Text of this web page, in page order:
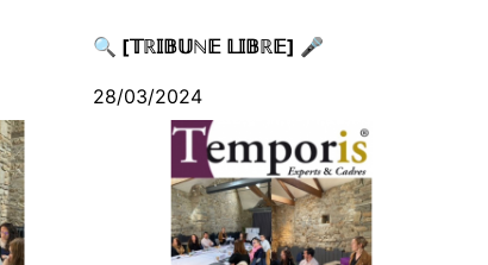
🔍 [𝕋ℝ𝕀𝔹𝕌ℕ𝔼 𝕃𝕀𝔹ℝ𝔼] 🎤
28/03/2024